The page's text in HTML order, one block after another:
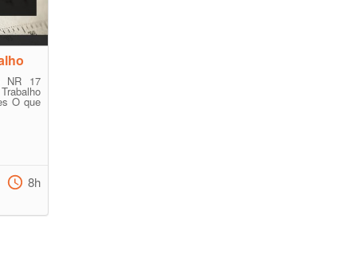
NR 17
O que
8h